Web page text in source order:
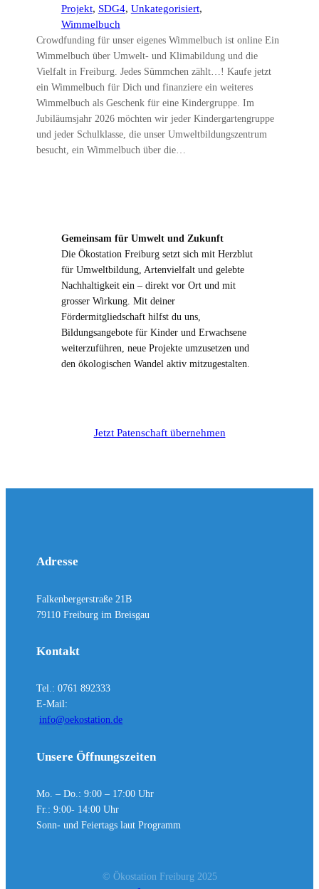
Projekt, SDG4, Unkategorisiert
Wimmelbuch
Crowdfunding für unser eigenes Wimmelbuch ist online Ein
Wimmelbuch über Umwelt- und Klimabildung und die
Vielfalt in Freiburg. Jedes Sümmchen zählt…! Kaufe jetzt
ein Wimmelbuch für Dich und finanziere ein weiteres
Wimmelbuch als Geschenk für eine Kindergruppe. Im
Jubiläumsjahr 2026 möchten wir jeder Kindergartengruppe
und jeder Schulklasse, die unser Umweltbildungszentrum
besucht, ein Wimmelbuch über die…
Gemeinsam für Umwelt und Zukunft
Die Ökostation Freiburg setzt sich mit Herzblut
für Umweltbildung, Artenvielfalt und gelebte
Nachhaltigkeit ein – direkt vor Ort und mit
grosser Wirkung. Mit deiner
Fördermitgliedschaft hilfst du uns,
Bildungsangebote für Kinder und Erwachsene
weiterzuführen, neue Projekte umzusetzen und
den ökologischen Wandel aktiv mitzugestalten.
Jetzt Patenschaft übernehmen
Adresse
Falkenbergerstraße 21B
79110 Freiburg im Breisgau
Kontakt
Tel.: 0761 892333
E-Mail:
info@oekostation.de
Unsere Öffnungszeiten
Mo. – Do.: 9:00 – 17:00 Uhr
Fr.: 9:00- 14:00 Uhr
Sonn- und Feiertags laut Programm
© Ökostation Freiburg 2025